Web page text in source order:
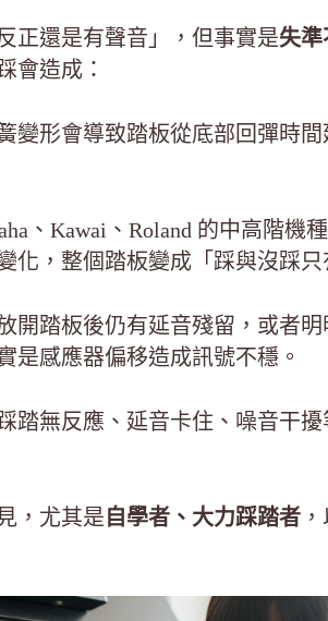
正還是有聲音」，但事實是失
會造成：
變形會導致踏板從底部回彈時
、Kawai、Roland 的中高階機
化，整個踏板變成「踩與沒踩只
開踏板後仍有延音殘留，或者
是感應器偏移造成訊號不穩。
踏無反應、延音卡住、噪音干
，尤其是 自學者、大力踩踏者